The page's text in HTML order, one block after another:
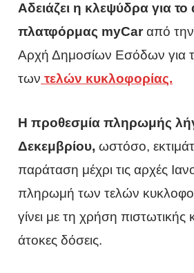
Αδειάζει η κλεψύδρα για το
πλατφόρμας myCar από
Αρχή Δημοσίων Εσόδων για
των τελών κυκλοφορίας.
Η προθεσμία πληρωμής
Δεκεμβρίου, ωστόσο,
παράταση μέχρι τις αρχές
πληρωμή των τελών
γίνει με τη χρήση πιστωτικής
άτοκες δόσεις.